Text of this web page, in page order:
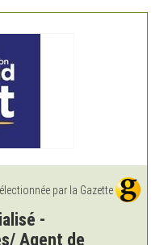
par la Gazette
-
Agent de